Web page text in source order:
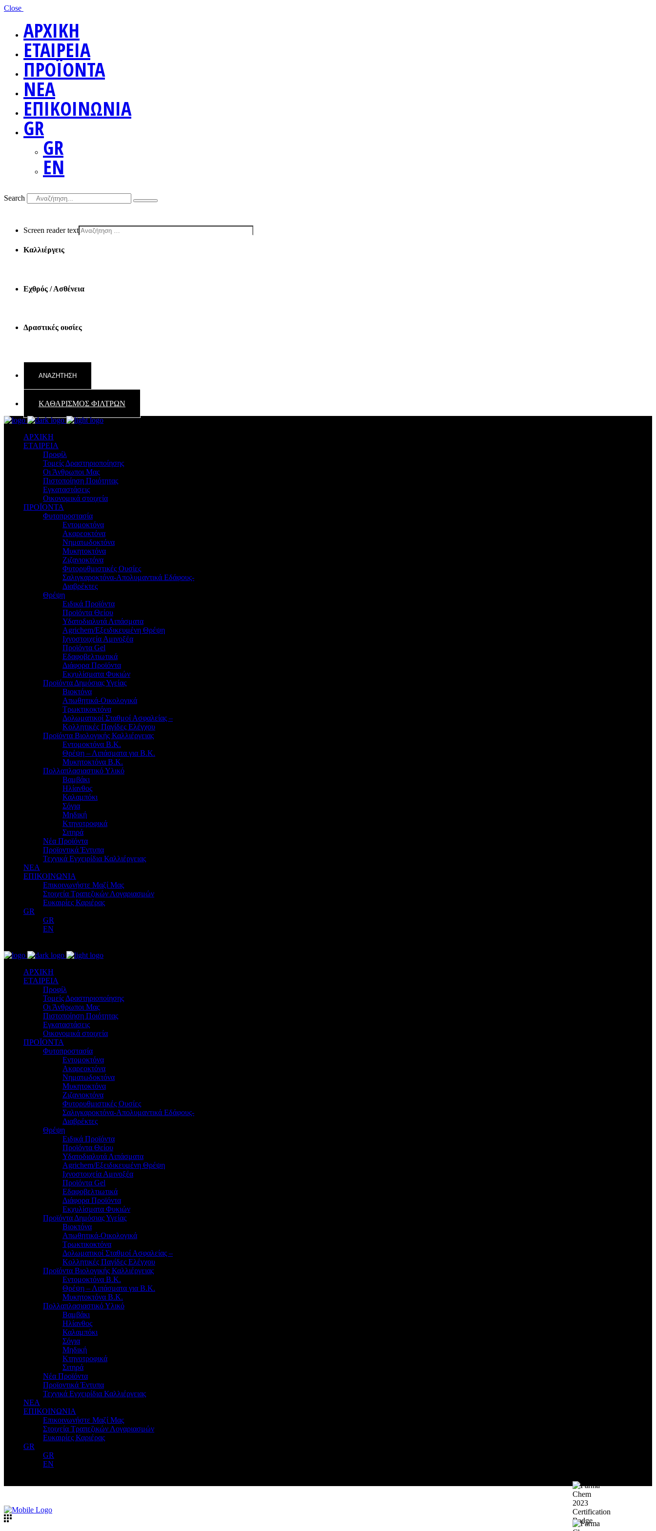
Close
ΑΡΧΙΚΗ
ΕΤΑΙΡΕΙΑ
ΠΡΟΪΟΝΤΑ
ΝΕΑ
ΕΠΙΚΟΙΝΩΝΙΑ
GR
GR
EN
Search
Screen reader text
Καλλιέργεις
Εχθρός / Ασθένεια
Δραστικές ουσίες
ΚΑΘΑΡΙΣΜΟΣ ΦΙΛΤΡΩΝ
ΑΡΧΙΚΗ
ΕΤΑΙΡΕΙΑ
Προφίλ
Τομείς Δραστηριοποίησης
Οι Άνθρωποι Μας
Πιστοποίηση Ποιότητας
Εγκαταστάσεις
Οικονομικά στοιχεία
ΠΡΟΪΟΝΤΑ
Φυτοπροστασία
Εντομοκτόνα
Ακαρεοκτόνα
Νηματωδοκτόνα
Μυκητοκτόνα
Ζιζανιοκτόνα
Φυτορυθμιστικές Ουσίες
Σαλιγκαροκτόνα-Απολυμαντικά Εδάφους-
Διαβρέκτες
Θρέψη
Ειδικά Προϊόντα
Προϊόντα Θείου
Υδατοδιαλυτά Λιπάσματα
Agrichem/Εξειδικευμένη Θρέψη
Ιχνοστοιχεία Αμινοξέα
Προϊόντα Gel
Εδαφοβελτιωτικά
Διάφορα Προϊόντα
Εκχυλίσματα Φυκιών
Προϊόντα Δημόσιας Υγείας
Βιοκτόνα
Απωθητικά-Οικολογικά
Τρωκτικοκτόνα
Δολωματικοί Σταθμοί Ασφαλείας –
Κολλητικές Παγίδες Ελέγχου
Προϊόντα Βιολογικής Καλλιέργειας
Εντομοκτόνα Β.Κ.
Θρέψη – Λιπάσματα για Β.Κ.
Μυκητοκτόνα Β.Κ.
Πολλαπλασιαστικό Υλικό
Βαμβάκι
Ηλίανθος
Καλαμπόκι
Σόγια
Μηδική
Κτηνοτροφικά
Σιτηρά
Νέα Προϊόντα
Προϊοντικά Έντυπα
Τεχνικά Εγχειρίδια Καλλιέργειας
ΝΕΑ
ΕΠΙΚΟΙΝΩΝΙΑ
Επικοινωνήστε Μαζί Μας
Στοιχεία Τραπεζικών Λογαριασμών
Ευκαιρίες Καριέρας
GR
GR
EN
ΑΡΧΙΚΗ
ΕΤΑΙΡΕΙΑ
Προφίλ
Τομείς Δραστηριοποίησης
Οι Άνθρωποι Μας
Πιστοποίηση Ποιότητας
Εγκαταστάσεις
Οικονομικά στοιχεία
ΠΡΟΪΟΝΤΑ
Φυτοπροστασία
Εντομοκτόνα
Ακαρεοκτόνα
Νηματωδοκτόνα
Μυκητοκτόνα
Ζιζανιοκτόνα
Φυτορυθμιστικές Ουσίες
Σαλιγκαροκτόνα-Απολυμαντικά Εδάφους-
Διαβρέκτες
Θρέψη
Ειδικά Προϊόντα
Προϊόντα Θείου
Υδατοδιαλυτά Λιπάσματα
Agrichem/Εξειδικευμένη Θρέψη
Ιχνοστοιχεία Αμινοξέα
Προϊόντα Gel
Εδαφοβελτιωτικά
Διάφορα Προϊόντα
Εκχυλίσματα Φυκιών
Προϊόντα Δημόσιας Υγείας
Βιοκτόνα
Απωθητικά-Οικολογικά
Τρωκτικοκτόνα
Δολωματικοί Σταθμοί Ασφαλείας –
Κολλητικές Παγίδες Ελέγχου
Προϊόντα Βιολογικής Καλλιέργειας
Εντομοκτόνα Β.Κ.
Θρέψη – Λιπάσματα για Β.Κ.
Μυκητοκτόνα Β.Κ.
Πολλαπλασιαστικό Υλικό
Βαμβάκι
Ηλίανθος
Καλαμπόκι
Σόγια
Μηδική
Κτηνοτροφικά
Σιτηρά
Νέα Προϊόντα
Προϊοντικά Έντυπα
Τεχνικά Εγχειρίδια Καλλιέργειας
ΝΕΑ
ΕΠΙΚΟΙΝΩΝΙΑ
Επικοινωνήστε Μαζί Μας
Στοιχεία Τραπεζικών Λογαριασμών
Ευκαιρίες Καριέρας
GR
GR
EN